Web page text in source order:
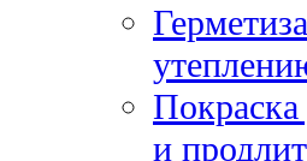
Покраска
и